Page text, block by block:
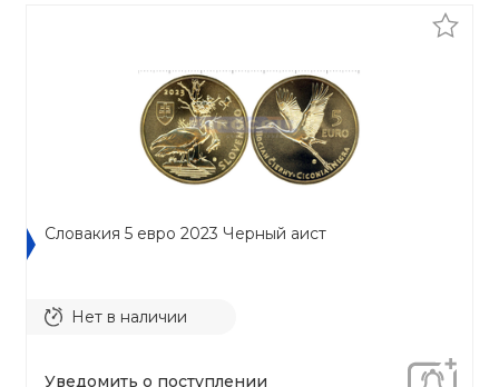
Словакия 5 евро 2023 Черный аист
Нет в наличии
Уведомить о поступлении